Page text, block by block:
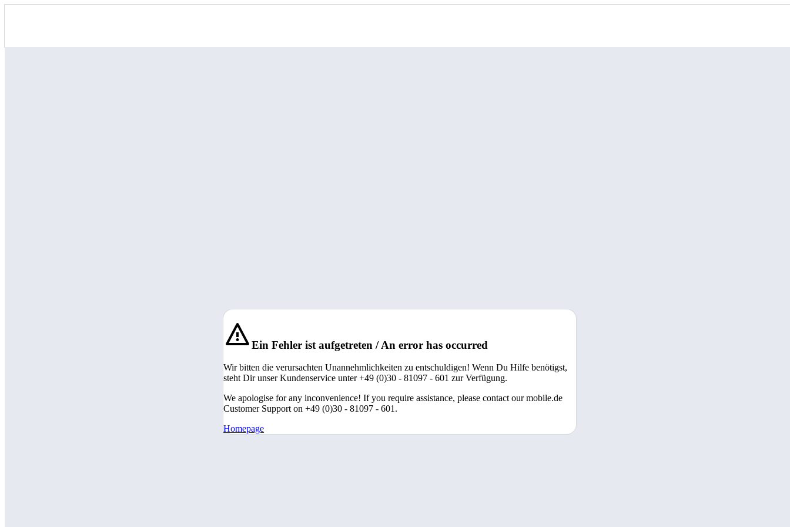
Ein Fehler ist aufgetreten / An error has occurred
Wir bitten die verursachten Unannehmlichkeiten zu entschuldigen! Wenn Du Hilfe benötigst,
steht Dir unser Kundenservice unter +49 (0)30 - 81097 - 601 zur Verfügung.
We apologise for any inconvenience! If you require assistance, please contact our mobile.de
Customer Support on +49 (0)30 - 81097 - 601.
Homepage